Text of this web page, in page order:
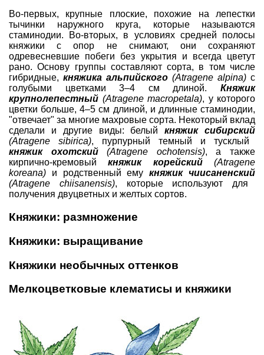
Во-первых, крупные плоские, похожие на лепестки
тычинки наружного круга, которые называются
стаминодии. Во-вторых, в условиях средней полосы
княжики с опор не снимают, они сохраняют
одревесневшие побеги без укрытия и всегда цветут
рано. Основу группы составляют сорта, в том числе
гибридные, княжика альпийского (Atragene alpina) с
голубыми цветками 3–4 см длиной. Княжик
крупнолепестный (Atragene macropetala), у которого
цветки больше, 4–5 см длиной, и длинные стаминодии,
"отвечает" за многие махровые сорта. Некоторый вклад
сделали и другие виды: белыйкняжик сибирский
(Atragene sibirica), пурпурный темный и тусклый
княжик охотский(Atragene ochotensis), а также
кирпично-кремовыйкняжик корейский(Atragene
koreana) и родственный емукняжик чиисаненский
(Atragene chiisanensis), которые используют для
получения двуцветных и желтых сортов.
Княжики: размножение
Княжики: выращивание
Княжики необычных оттенков
Мелкоцветковые клематисы и княжики